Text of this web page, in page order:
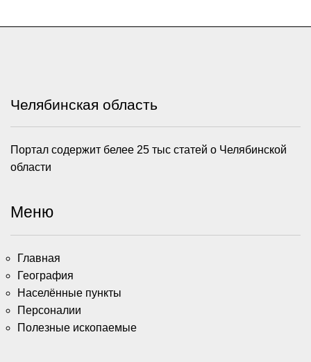
Челябинская область
Портал содержит белее 25 тыс статей о Челябинской
области
Меню
Главная
География
Населённые пункты
Персоналии
Полезные ископаемые